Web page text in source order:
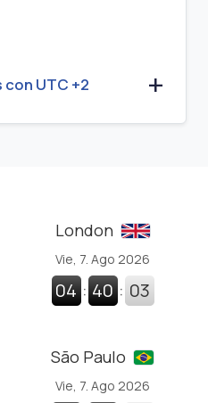
UTC +2
London
Vie, 7. Ago 2026
04 : 40 : 04
São Paulo
Vie, 7. Ago 2026